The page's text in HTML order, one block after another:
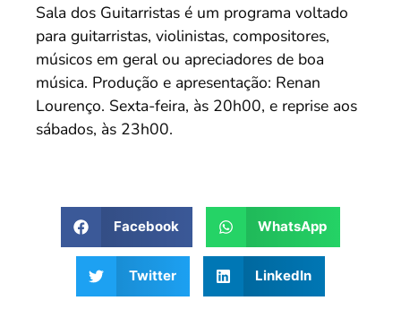
Sala dos Guitarristas é um programa voltado
para guitarristas, violinistas, compositores,
músicos em geral ou apreciadores de boa
música. Produção e apresentação: Renan
Lourenço. Sexta-feira, às 20h00, e reprise aos
sábados, às 23h00.
Facebook WhatsApp
Twitter LinkedIn